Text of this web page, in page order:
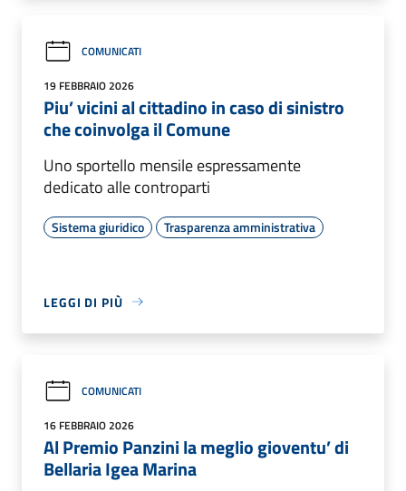
COMUNICATI
19 FEBBRAIO 2026
Piu’ vicini al cittadino in caso di sinistro
che coinvolga il Comune
Uno sportello mensile espressamente
dedicato alle controparti
Sistema giuridico Trasparenza amministrativa
LEGGI DI PIÙ
COMUNICATI
16 FEBBRAIO 2026
Al Premio Panzini la meglio gioventu’ di
Bellaria Igea Marina